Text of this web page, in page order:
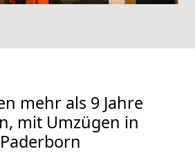
mehr als 9 Jahre
mit Umzügen in
Paderborn